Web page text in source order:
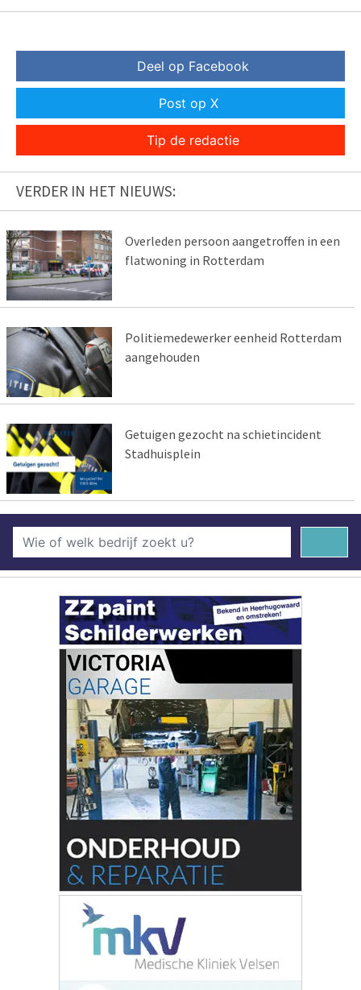
Deel op Facebook
Post op X
Tip de redactie
VERDER IN HET NIEUWS:
Overleden persoon aangetroffen in een
flatwoning in Rotterdam
Politiemedewerker eenheid Rotterdam
aangehouden
Getuigen gezocht na schietincident
Stadhuisplein